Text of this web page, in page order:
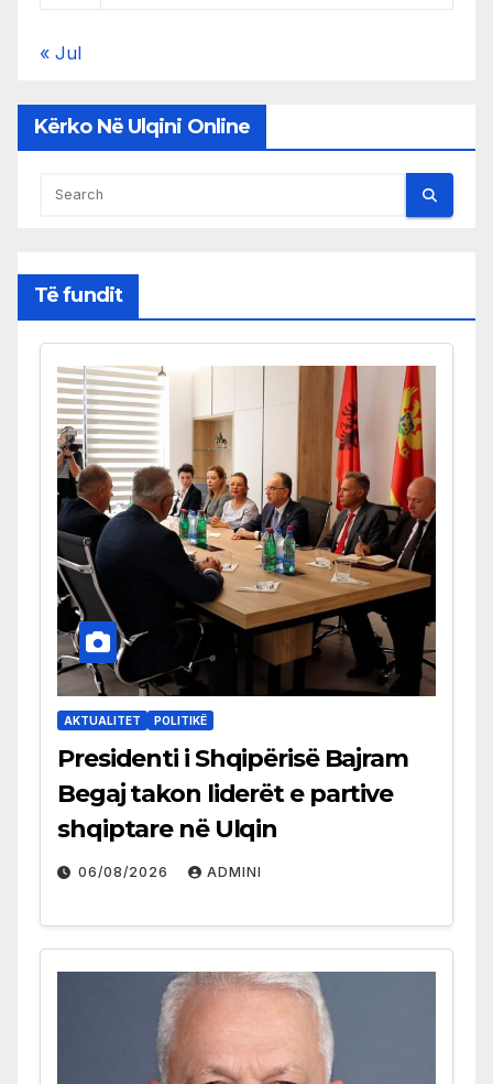
« Jul
Kërko Në Ulqini Online
Të fundit
AKTUALITET POLITIKË
Presidenti i Shqipërisë Bajram
Begaj takon liderët e partive
shqiptare në Ulqin
06/08/2026 ADMINI